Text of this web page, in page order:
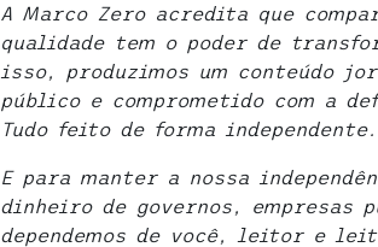
A Marco Zero acredita que
qualidade tem o poder de
isso, produzimos um conteúdo
público e comprometido com a
Tudo feito de forma independente.
E para manter a nossa
dinheiro de governos, empresas
dependemos de você, leitor e